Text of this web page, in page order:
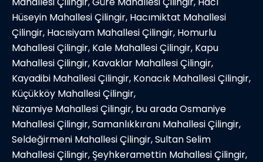
Hüseyin Mahallesi Çilingir, Hacımiktat Mahallesi
Çilingir, Hacısiyam Mahallesi Çilingir, Homurlu
Mahallesi Çilingir, Kale Mahallesi Çilingir, Kapu
Mahallesi Çilingir, Kavaklar Mahallesi Çilingir,
Kayadibi Mahallesi Çilingir, Konacık Mahallesi Çilingir,
Küçükköy Mahallesi Çilingir,
Nizamiye Mahallesi Çilingir, bu arada Osmaniye
Mahallesi Çilingir, Samanlıkkıranı Mahallesi Çilingir,
Seldeğirmeni Mahallesi Çilingir, Sultan Selim
Mahallesi Çilingir, Şeyhkeramettin Mahallesi Çilingir,